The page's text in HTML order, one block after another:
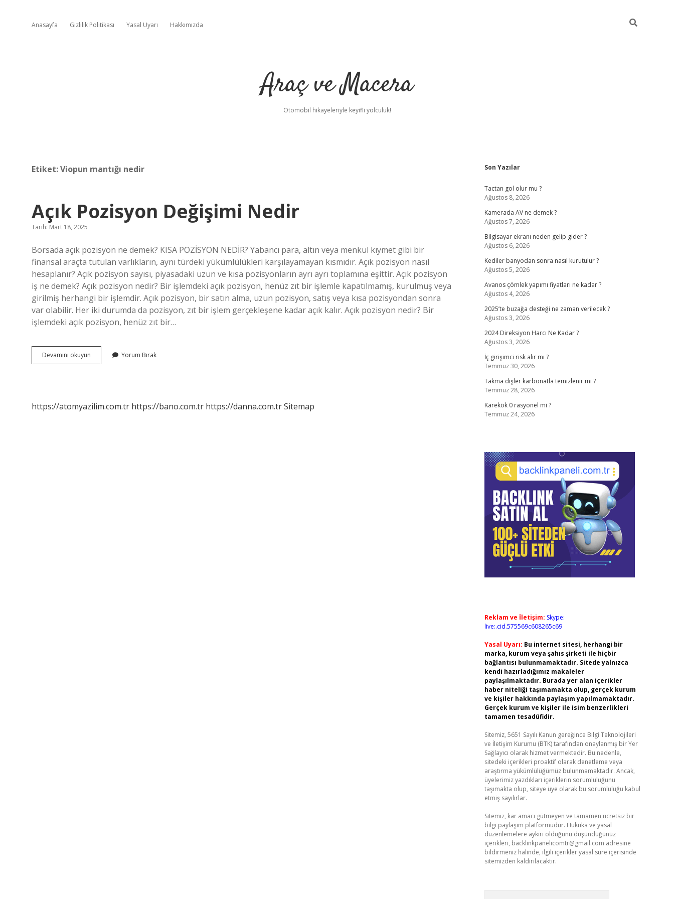
Anasayfa Gizlilik Politikası Yasal Uyarı Hakkımızda
Araç ve Macera
Otomobil hikayeleriyle keyifli yolculuk!
Etiket:Viopun mantığı nedir
Açık Pozisyon Değişimi Nedir
Tarih: Mart 18, 2025
Borsada açık pozisyon ne demek? KISA POZİSYON NEDİR? Yabancı para, altın veya menkul kıymet gibi bir
finansal araçta tutulan varlıkların, aynı türdeki yükümlülükleri karşılayamayan kısmıdır. Açık pozisyon nasıl
hesaplanır? Açık pozisyon sayısı, piyasadaki uzun ve kısa pozisyonların ayrı ayrı toplamına eşittir. Açık pozisyon
iş ne demek? Açık pozisyon nedir? Bir işlemdeki açık pozisyon, henüz zıt bir işlemle kapatılmamış, kurulmuş veya
girilmiş herhangi bir işlemdir. Açık pozisyon, bir satın alma, uzun pozisyon, satış veya kısa pozisyondan sonra
var olabilir. Her iki durumda da pozisyon, zıt bir işlem gerçekleşene kadar açık kalır. Açık pozisyon nedir? Bir
işlemdeki açık pozisyon, henüz zıt bir…
Devamını okuyun
Pozisyon
Yorum Bırak
https://atomyazilim.com.tr https://bano.com.tr https://danna.com.trSitemap
Sidebar
Son Yazılar
Tactan gol olur mu ?
Ağustos 8, 2026
Kamerada AV ne demek ?
Ağustos 7, 2026
Bilgisayar ekranı neden gelip gider ?
Ağustos 6, 2026
Kediler banyodan sonra nasıl kurutulur ?
Ağustos 5, 2026
Avanos çömlek yapımı fiyatları ne kadar ?
Ağustos 4, 2026
2025’te buzağa desteği ne zaman verilecek ?
Ağustos 3, 2026
2024 Direksiyon Harcı Ne Kadar ?
Ağustos 3, 2026
İç girişimci risk alır mı ?
Temmuz 30, 2026
Takma dişler karbonatla temizlenir mi ?
Temmuz 28, 2026
Karekök 0 rasyonel mi ?
Temmuz 24, 2026
Reklam ve İletişim: Skype:
live:.cid.575569c608265c69
Yasal Uyarı: Bu internet sitesi, herhangi bir
marka, kurum veya şahıs şirketi ile hiçbir
bağlantısı bulunmamaktadır. Sitede yalnızca
kendi hazırladığımız makaleler
paylaşılmaktadır. Burada yer alan içerikler
haber niteliği taşımamakta olup, gerçek kurum
ve kişiler hakkında paylaşım yapılmamaktadır.
Gerçek kurum ve kişiler ile isim benzerlikleri
tamamen tesadüfidir.
Sitemiz, 5651 Sayılı Kanun gereğince Bilgi Teknolojileri
ve İletişim Kurumu (BTK) tarafından onaylanmış bir Yer
Sağlayıcı olarak hizmet vermektedir. Bu nedenle,
sitedeki içerikleri proaktif olarak denetleme veya
araştırma yükümlülüğümüz bulunmamaktadır. Ancak,
üyelerimiz yazdıkları içeriklerin sorumluluğunu
taşımakta olup, siteye üye olarak bu sorumluluğu kabul
etmiş sayılırlar.
Sitemiz, kar amacı gütmeyen ve tamamen ücretsiz bir
bilgi paylaşım platformudur. Hukuka ve yasal
düzenlemelere aykırı olduğunu düşündüğünüz
içerikleri, backlinkpanelicomtr@gmail.com adresine
bildirmeniz halinde, ilgili içerikler yasal süre içerisinde
sitemizden kaldırılacaktır.